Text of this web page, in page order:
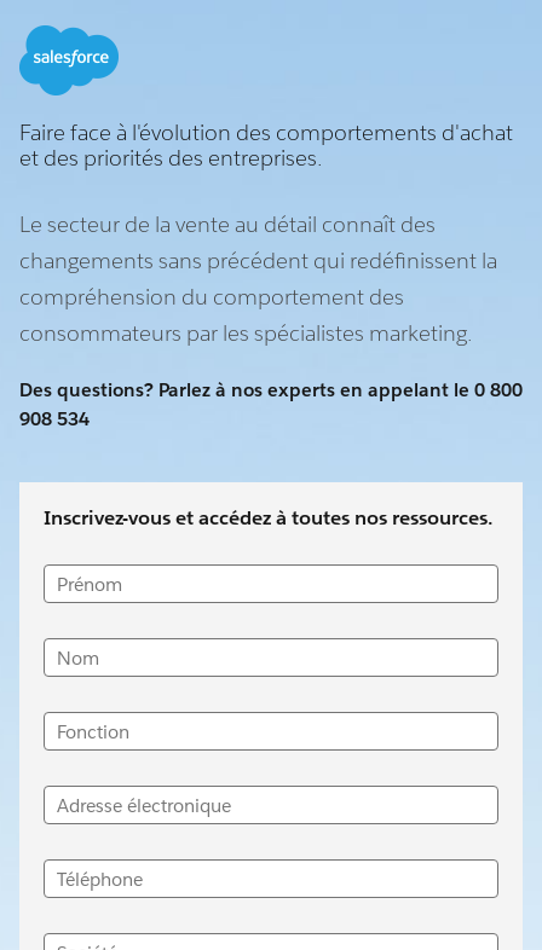
Faire face à l'évolution des comportements d'achat
et des priorités des entreprises.
Le secteur de la vente au détail connaît des
changements sans précédent qui redéfinissent la
compréhension du comportement des
consommateurs par les spécialistes marketing.
Des questions? Parlez à nos experts en appelant le 0 800
908 534
Inscrivez-vous et accédez à toutes nos ressources.
Prénom
Nom
Fonction
Adresse électronique
Téléphone